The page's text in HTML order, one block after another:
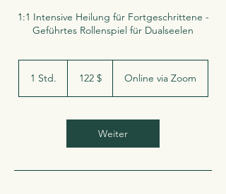
1:1 Intensive Heilung für Fortgeschrittene -
Geführtes Rollenspiel für Dualseelen
1 Std.
Dollar122 $ Online via Zoom
Weiter